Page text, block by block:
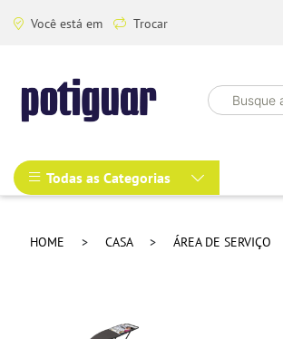
Você está em Trocar
Todas as Categorias
HOME CASA ÁREA DE SERVIÇO